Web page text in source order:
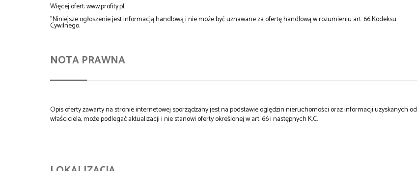
Więcej ofert: www.profity.pl
"Niniejsze ogłoszenie jest informacją handlową i nie może być uznawane za ofertę handlową w rozumieniu art. 66 Kodeksu
Cywilnego.
NOTA PRAWNA
Opis oferty zawarty na stronie internetowej sporządzany jest na podstawie oględzin nieruchomości oraz informacji uzyskanych od
właściciela, może podlegać aktualizacji i nie stanowi oferty określonej w art. 66 i następnych K.C.